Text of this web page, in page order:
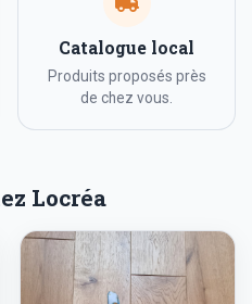
Catalogue local
Produits proposés près
de chez vous.
Locréa